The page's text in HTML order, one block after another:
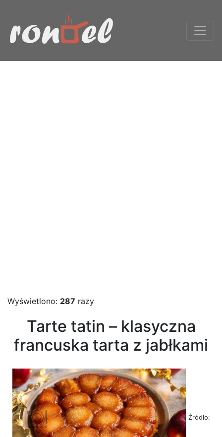
Wyświetlono: 287 razy
Tarte tatin – klasyczna
francuska tarta z jabłkami
Źródło: